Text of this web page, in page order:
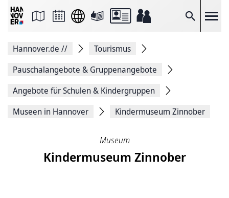
Suche
Seite
Facebook
teilen
Seitenlink
Seite
Hannover.de //
Tourismus
Pauschalangebote & Gruppenangebote
Angebote für Schulen & Kindergruppen
Museen in Hannover
Kindermuseum Zinnober
Museum
Kindermuseum Zinnober